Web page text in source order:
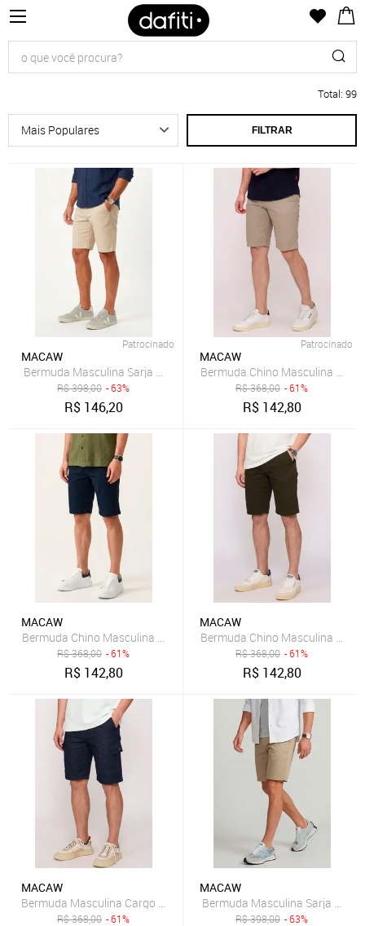
Total: 99
FILTRAR
Patrocinado
MACAW
R$398,00 - 63%
R$ 146,20
Patrocinado
MACAW
R$368,00 - 61%
R$ 142,80
MACAW
Bermuda Chino Masculina Sarja Regular Fit com Elastano Azul
R$368,00 - 61%
R$ 142,80
MACAW
R$368,00 - 61%
R$ 142,80
MACAW
R$368,00 - 61%
MACAW
R$398,00 - 63%